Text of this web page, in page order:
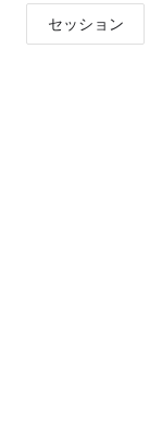
セッション